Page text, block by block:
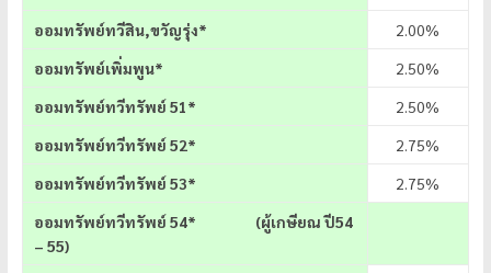
ออมทรัพย์ทวีสิน,ขวัญรุ่ง*
2.00%
ออมทรัพย์เพิ่มพูน*
2.50%
ออมทรัพย์ทวีทรัพย์ 51*
2.50%
ออมทรัพย์ทวีทรัพย์ 52*
2.75%
ออมทรัพย์ทวีทรัพย์ 53*
2.75%
ออมทรัพย์ทวีทรัพย์ 54* (ผู้เกษียณ ปี54
– 55)